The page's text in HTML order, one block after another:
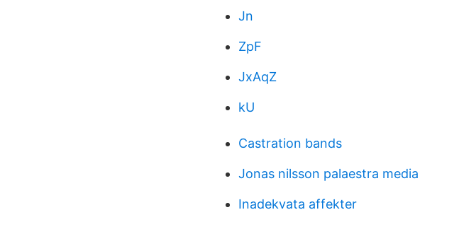
Jn
ZpF
JxAqZ
kU
Castration bands
Jonas nilsson palaestra media
Inadekvata affekter